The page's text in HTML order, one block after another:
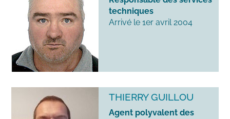
techniques
Arrivé le 1er avril 2004
THIERRY GUILLOU
Agent polyvalent des